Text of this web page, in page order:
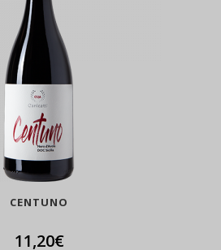
CENTUNO
11,20€